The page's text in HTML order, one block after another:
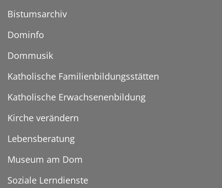
Bistumsarchiv
Dominfo
Dommusik
Katholische Familienbildungsstätten
Katholische Erwachsenenbildung
Kirche verändern
Lebensberatung
Museum am Dom
Soziale Lerndienste